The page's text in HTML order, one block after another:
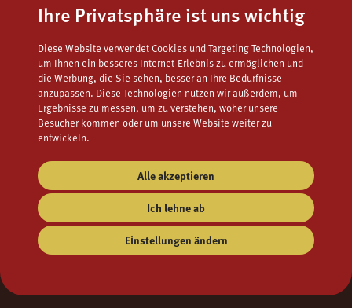
Ihre Privatsphäre ist uns wichtig
Diese Website verwendet Cookies und Targeting Technologien,
um Ihnen ein besseres Internet-Erlebnis zu ermöglichen und
die Werbung, die Sie sehen, besser an Ihre Bedürfnisse
anzupassen. Diese Technologien nutzen wir außerdem, um
Ergebnisse zu messen, um zu verstehen, woher unsere
Besucher kommen oder um unsere Website weiter zu
entwickeln.
Alle akzeptieren
Ich lehne ab
Einstellungen ändern
Fon. 06132 - 9771723
Fax.06132 - 9795122
Mailpopcorns@campuskino.de
Impressum AGB Datenschutz